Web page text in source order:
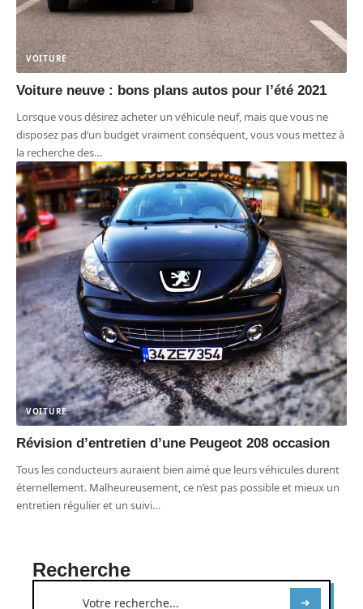
VOITURE
Voiture neuve : bons plans autos pour l’été 2021
Lorsque vous désirez acheter un véhicule neuf, mais que vous ne
disposez pas d’un budget vraiment conséquent, vous vous mettez à
la recherche des…
VOITURE
Révision d’entretien d’une Peugeot 208 occasion
Tous les conducteurs auraient bien aimé que leurs véhicules durent
éternellement. Malheureusement, ce n’est pas possible et mieux un
entretien régulier et un suivi…
Recherche